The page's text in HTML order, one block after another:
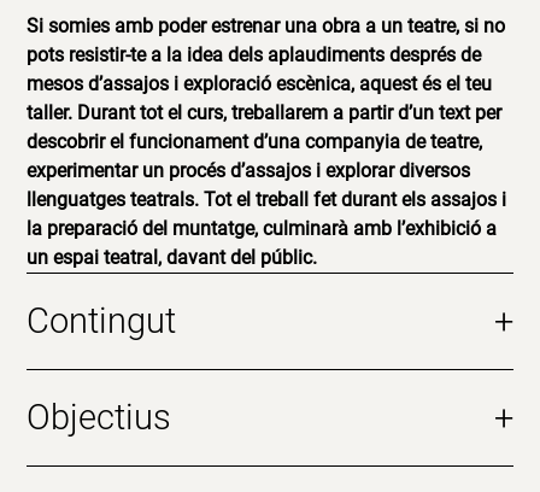
Si somies amb poder estrenar una obra a un teatre, si no
pots resistir-te a la idea dels aplaudiments després de
mesos d’assajos i exploració escènica, aquest és el teu
taller. Durant tot el curs, treballarem a partir d’un text per
descobrir el funcionament d’una companyia de teatre,
experimentar un procés d’assajos i explorar diversos
llenguatges teatrals. Tot el treball fet durant els assajos i
la preparació del muntatge, culminarà amb l’exhibició a
un espai teatral, davant del públic.
Contingut +
Objectius +